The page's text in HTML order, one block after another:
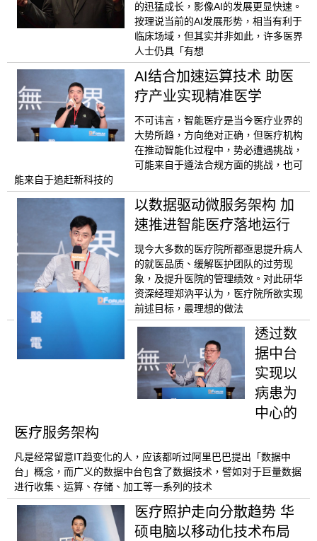
的迅猛成长，影像AI的发展更显快速。
按理说当前的AI发展形势，相当有利于
临床场域，但其实并非如此，许多医界
人士仍具「有想
AI结合加速运算技术 助医
疗产业实现精准医学
不可讳言，智能医疗是当今医疗业界的
大势所趋，方向绝对正确，但医疗机构
在推动智能化过程中，势必遭遇挑战，
可能来自于遵法合规方面的挑战，也可
能来自于追赶新科技的
以数据驱动微服务架构 加
速推进智能医疗落地运行
现今大多数的医疗院所都亟思提升病人
的就医品质、缓解医护团队的过劳现
象，及提升医院的管理绩效。对此研华
资深经理郑汭平认为，医疗院所欲实现
前述目标，最理想的做法
透过数
据中台
实现以
病患为
中心的
医疗服务架构
凡是经常留意IT趋变化的人，应该都听过阿里巴巴提出「数据中
台」概念，而广义的数据中台包含了数据技术，譬如对于巨量数据
进行收集、运算、存储、加工等一系列的技术
医疗照护走向分散趋势 华
硕电脑以移动化技术布局